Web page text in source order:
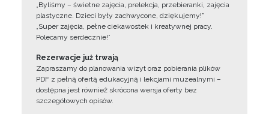
„Byliśmy – świetne zajęcia, prelekcja, przebieranki, zajęcia
plastyczne. Dzieci były zachwycone, dziękujemy!”
„Super zajęcia, pełne ciekawostek i kreatywnej pracy.
Polecamy serdecznie!”
Rezerwacje już trwają
Zapraszamy do planowania wizyt oraz pobierania plików
PDF z pełną ofertą edukacyjną i lekcjami muzealnymi –
dostępna jest również skrócona wersja oferty bez
szczegółowych opisów.